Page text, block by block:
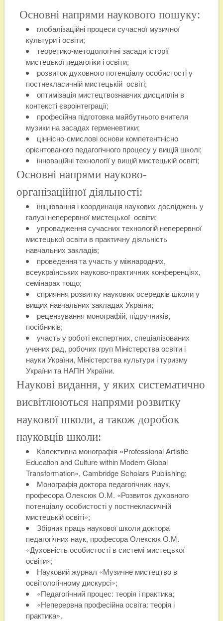
Основні напрями наукового пошуку:
глобалізаційні процеси сучасної музичної
культури і освіти;
теоретико-методологічні засади історії
мистецької педагогіки і освіти;
розвиток духовного потенціалу особистості у
постнекласичній мистецькій освіті;
оптимізація мистецтвознавчих дисциплін в
контексті євроінтеграції;
професійна підготовка майбутнього вчителя
музики на засадах герменевтики;
ціннісно-смислові основи компетентнісно
орієнтованого педагогічного процесу у вищій школі;
інноваційні технології у вищій мистецькій освіті;
Основні напрями науково-
організаційної діяльності:
ініціювання і координація наукових досліджень у
галузі неперервної мистецької освіти;
упровадження сучасних технологій неперервної
мистецької освіти в практичну діяльність
навчальних закладів;
проведення та участь у міжнародних,
всеукраїнських науково-практичних конференціях,
семінарах тощо;
сприяння розвитку наукових осередків школи у
вищих навчальних закладах України;
рецензування монографій, підручників,
посібників;
участь у роботі експертних, спеціалізованих
учених рад, робочих груп Міністерства освіти і
науки України, Міністерства культури і туризму
України та НАПН України.
Наукові видання, у яких систематично
висвітлюються напрями розвитку
наукової школи, а також доробок
науковців школи:
Колективна монографія «Professional Artistic
Education and Culture within Modern Global
Transformation», Cambridge Scholars Publishing;
Монографія доктора педагогічних наук,
професора Олексюк О.М. «Розвиток духовного
потенціалу особистості у постнекласичній
мистецькій освіті»;
Збірник праць наукової школи доктора
педагогічних наук, професора Олексюк О.М.
«Духовність особистості в системі мистецької
освіти»;
Науковий журнал «Музичне мистецтво в
освітологічному дискурсі»;
«Педагогічний процес: теорія і практика;
«Неперервна професійна освіта: теорія і
практика».